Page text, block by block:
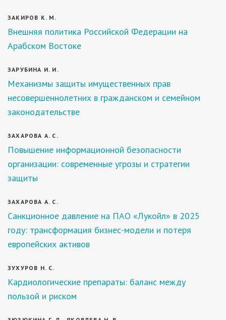
ЗАКИРОВ К. М.
Внешняя политика Российской Федерации на
Арабском Востоке
ЗАРУБИНА И. И.
Механизмы защиты имущественных прав
несовершеннолетних в гражданском и семейном
законодательстве
ЗАХАРОВА А. С.
Повышение информационной безопасности
организации: современные угрозы и стратегии
защиты
ЗАХАРОВА А. С.
Санкционное давление на ПАО «Лукойл» в 2025
году: трансформация бизнес-модели и потеря
европейских активов
ЗУХУРОВ Н. С.
Кардиологические препараты: баланс между
пользой и риском